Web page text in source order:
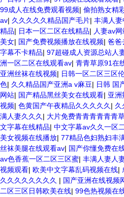
99成人在线免费观看视频| 偷拍熟女精
av| 久久久久久精品国产毛片| 丰满人
精品| 日本一区二区在线精品| 人妻av
美女| 国产免费视频播放在线视频| 爸爸
字幕不卡精品| 97超碰成人资源总站人
洲一区二区在线观看av| 青青草原91在
亚洲丝袜在线视频| 日韩一区二区三区
色| 久久精品国产亚洲a v麻豆| 日韩 国
网站| 国产精品黑丝美女在线观看| 亚洲
视频| 色黄国产午夜精品久久久久久 | 久
满人妻久久久 | 大片免费青青青青青青
文字幕在线精品| 中文字幕av久久一区
美女视频在线播放| 77精品色妇熟妇丰
丝袜美腿在线观看av| 国产你懂免费在
av色香蕉一区二区三区蜜| 丰满人妻人
视频观看| 欧美中文字幕乱码视频在线|
久久久久久久久久 | 国产亚洲在线视频
二区三区日韩欧美在线| 99色热视频在